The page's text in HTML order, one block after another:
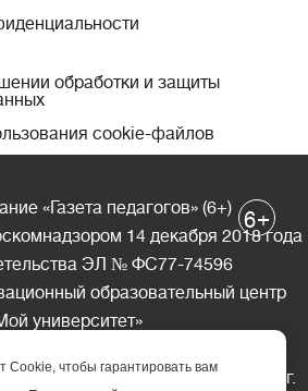
обработки и защиты
cookie-файлов
«Газета педагогов» (6+)
14 декабря 2018 года
ЭЛ № ФС77-74596
образовательный центр
университет»
Россия, Республика Карелия, г.
6+
Cookie, чтобы гарантировать вам